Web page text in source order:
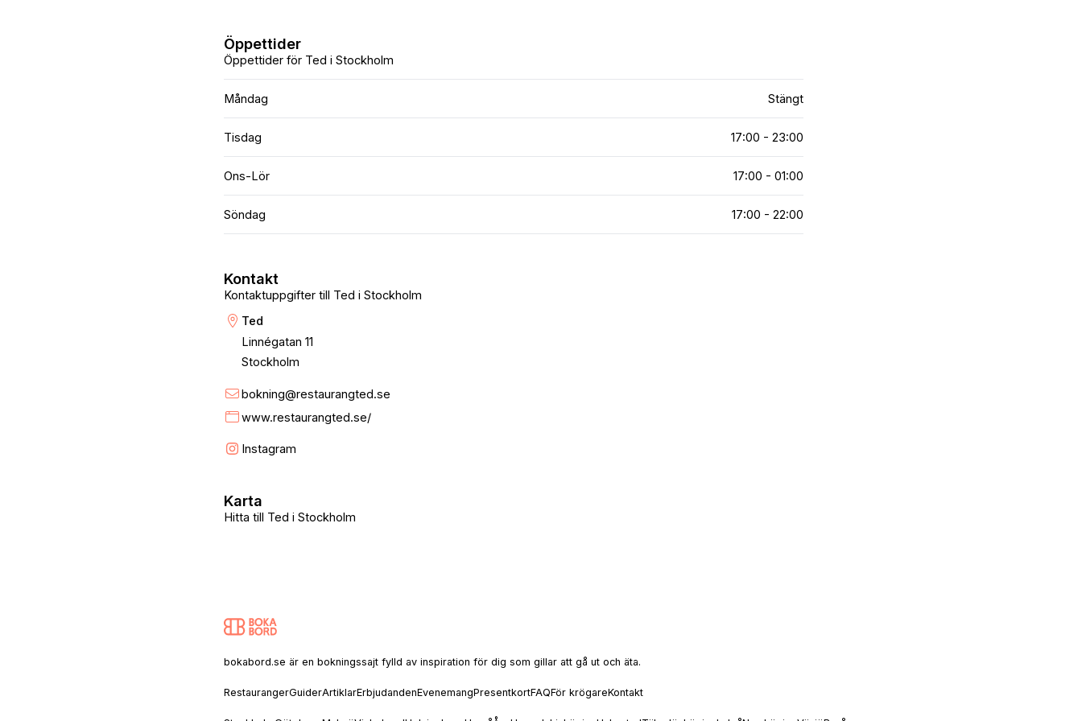
Öppettider för Ted i Stockholm
Öppettider
Måndag Stängt
Tisdag 17:00 - 23:00
Ons-Lör 17:00 - 01:00
Söndag 17:00 - 22:00
Kontaktuppgifter till Ted i Stockholm
Kontakt
Ted
Linnégatan 11
Stockholm
bokning@restaurangted.se
www.restaurangted.se/
Instagram
Hitta till Ted i Stockholm
Karta
bokabord.se är en bokningssajt fylld av inspiration för dig som gillar att gå ut och äta.
RestaurangerGuiderArtiklarErbjudandenEvenemangPresentkortFAQFör krögareKontakt